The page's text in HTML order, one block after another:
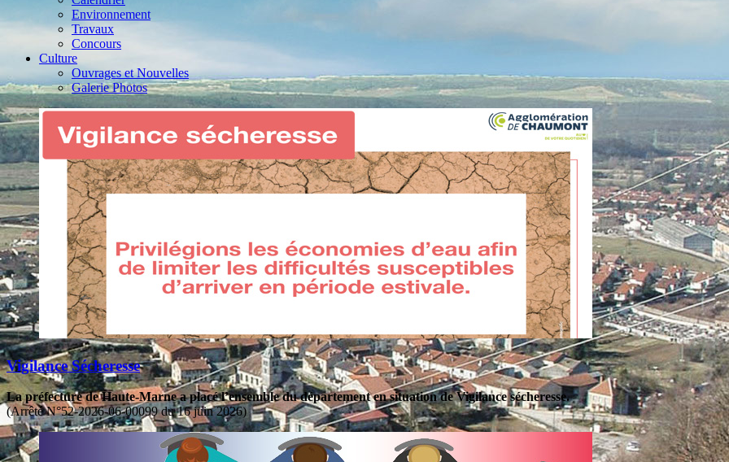
Environnement
Travaux
Concours
Culture
Ouvrages et Nouvelles
Galerie Photos
Vigilance Sécheresse
La préfecture de Haute-Marne a placé l’ensemble du département en situation de Vigilance sécheresse.
(Arrêté N°52-2026-06-00099 du 16 juin 2026)